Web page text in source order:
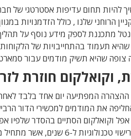
להיות תחום עדיפות אסטרטגי של
הרוחני שלנו , כולל הזדמנויות
שהיא תעמוד בהתחייבויות של
צופה שהיא תשיק מודמים עבור
המפתיעה יום אחד בלבד
את המודמים למכשירי הדור
אפל וקואלקום הסתיים בהסדר
ל-6 שנים, אשר מתחיל מהחודש.